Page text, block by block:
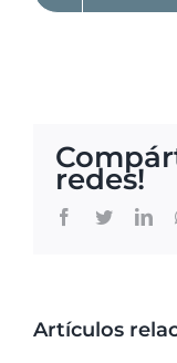
redes!
Facebook
Twitter
Artículos